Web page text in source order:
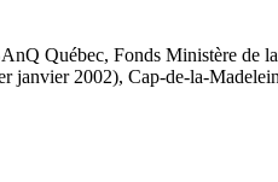
Québec, Fonds Ministère de
janvier 2002), Cap-de-la-